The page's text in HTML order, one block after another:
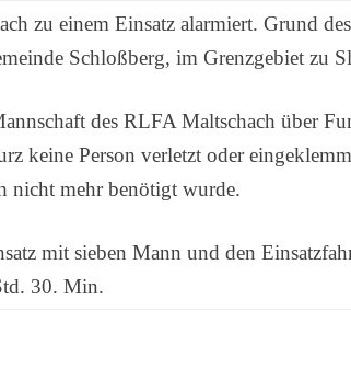
zu einem Einsatz alarmiert. Grund
Schloßberg, im Grenzgebiet zu
des RLFA Maltschach über
keine Person verletzt oder
nicht mehr benötigt wurde.
mit sieben Mann und den
30. Min.